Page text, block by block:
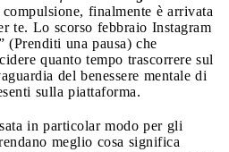
finalmente è arrivata
te. Lo scorso febbraio Instagram
(Prenditi una pausa) che
quanto tempo trascorrere sul
del benessere mentale di
sulla piattaforma.
in particolar modo per gli
meglio cosa significa